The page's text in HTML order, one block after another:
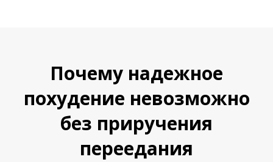
Почему надежное
похудение невозможно
без приручения
переедания